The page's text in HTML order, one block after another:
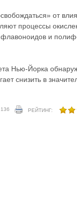
от
процессы
флавоноидов и
Нью-Йорка
снизить в
РЕЙТИНГ: